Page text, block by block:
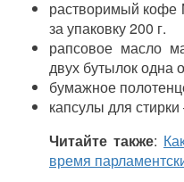
растворимый кофе
за упаковку 200 г.
рапсовое масло
двух бутылок одна
бумажное
капсулы для
Читайте также:
время